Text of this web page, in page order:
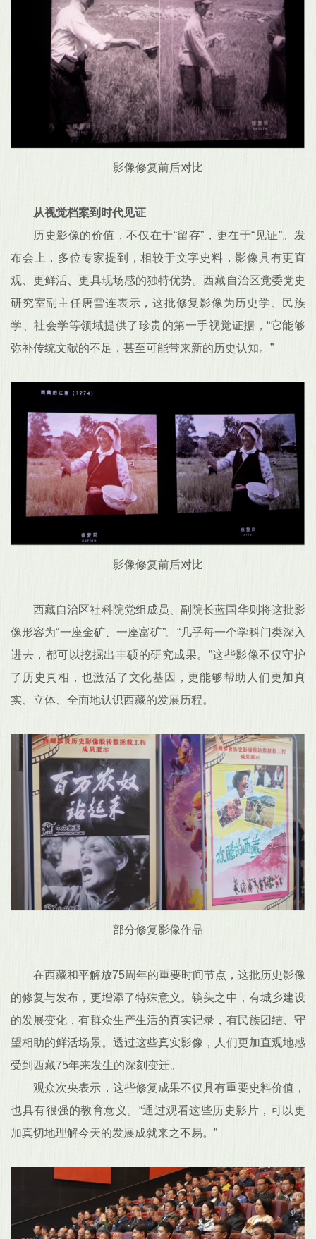
影像修复前后对比
从视觉档案到时代见证
历史影像的价值，不仅在于“留存”，更在于“见证”。发
布会上，多位专家提到，相较于文字史料，影像具有更直
观、更鲜活、更具现场感的独特优势。西藏自治区党委党史
研究室副主任唐雪连表示，这批修复影像为历史学、民族
学、社会学等领域提供了珍贵的第一手视觉证据，“它能够
弥补传统文献的不足，甚至可能带来新的历史认知。”
影像修复前后对比
西藏自治区社科院党组成员、副院长蓝国华则将这批影
像形容为“一座金矿、一座富矿”。“几乎每一个学科门类深入
进去，都可以挖掘出丰硕的研究成果。”这些影像不仅守护
了历史真相，也激活了文化基因，更能够帮助人们更加真
实、立体、全面地认识西藏的发展历程。
部分修复影像作品
在西藏和平解放75周年的重要时间节点，这批历史影像
的修复与发布，更增添了特殊意义。镜头之中，有城乡建设
的发展变化，有群众生产生活的真实记录，有民族团结、守
望相助的鲜活场景。透过这些真实影像，人们更加直观地感
受到西藏75年来发生的深刻变迁。
观众次央表示，这些修复成果不仅具有重要史料价值，
也具有很强的教育意义。“通过观看这些历史影片，可以更
加真切地理解今天的发展成就来之不易。”